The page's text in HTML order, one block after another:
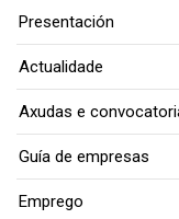
Presentación
Actualidade
Axudas e
Guía de empresas
Emprego